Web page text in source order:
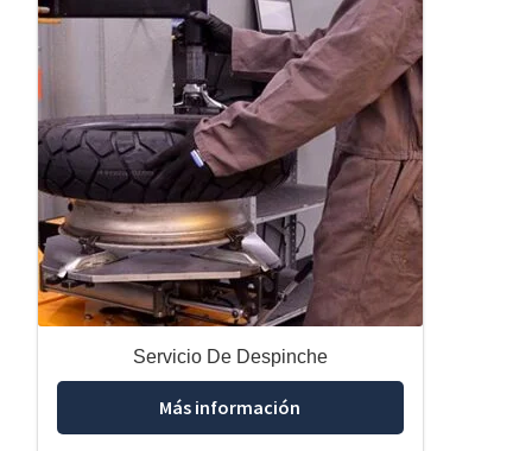
Servicio De Despinche
Más información